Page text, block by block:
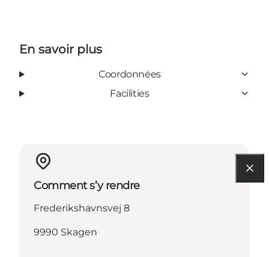
En savoir plus
Coordonnées
Facilities
Comment s’y rendre
Frederikshavnsvej 8
9990 Skagen